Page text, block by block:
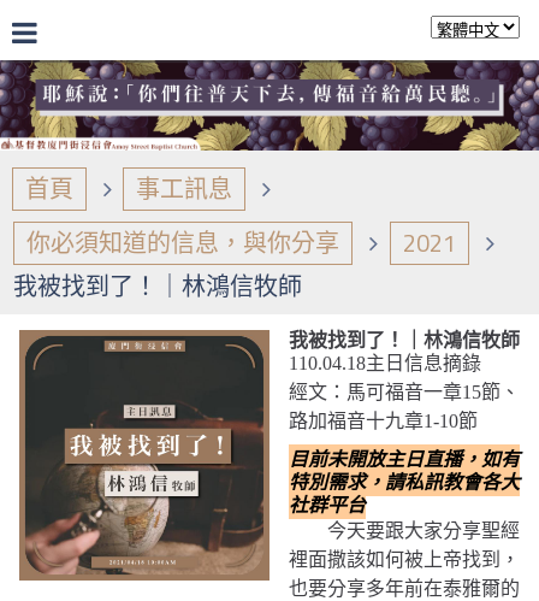
首頁
事工訊息
你必須知道的信息，與你分享
2021
我被找到了！｜林鴻信牧師
我被找到了！｜林鴻信牧師
110.04.18主日信息摘錄
經文：馬可福音一章15節、
路加福音十九章1-10節
目前未開放主日直播，如有
特別需求，請私訊教會各大
社群平台
今天要跟大家分享聖經
裡面撒該如何被上帝找到，
也要分享多年前在泰雅爾的